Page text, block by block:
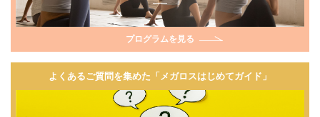
プログラムを見る
よくあるご質問を集めた「メガロスはじめてガイド」